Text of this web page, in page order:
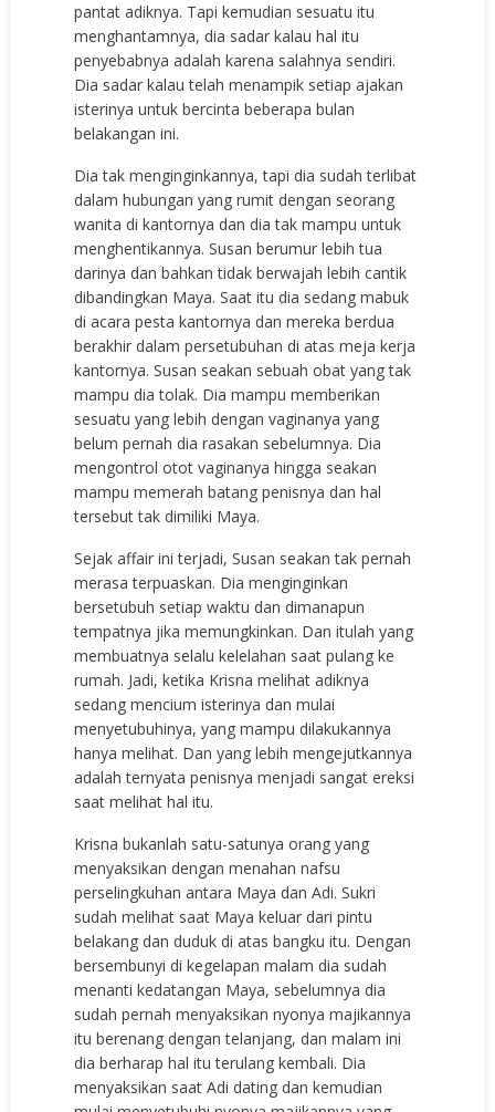
pantat adiknya. Tapi kemudian sesuatu itu
menghantamnya, dia sadar kalau hal itu
penyebabnya adalah karena salahnya sendiri.
Dia sadar kalau telah menampik setiap ajakan
isterinya untuk bercinta beberapa bulan
belakangan ini.
Dia tak menginginkannya, tapi dia sudah terlibat
dalam hubungan yang rumit dengan seorang
wanita di kantornya dan dia tak mampu untuk
menghentikannya. Susan berumur lebih tua
darinya dan bahkan tidak berwajah lebih cantik
dibandingkan Maya. Saat itu dia sedang mabuk
di acara pesta kantornya dan mereka berdua
berakhir dalam persetubuhan di atas meja kerja
kantornya. Susan seakan sebuah obat yang tak
mampu dia tolak. Dia mampu memberikan
sesuatu yang lebih dengan vaginanya yang
belum pernah dia rasakan sebelumnya. Dia
mengontrol otot vaginanya hingga seakan
mampu memerah batang penisnya dan hal
tersebut tak dimiliki Maya.
Sejak affair ini terjadi, Susan seakan tak pernah
merasa terpuaskan. Dia menginginkan
bersetubuh setiap waktu dan dimanapun
tempatnya jika memungkinkan. Dan itulah yang
membuatnya selalu kelelahan saat pulang ke
rumah. Jadi, ketika Krisna melihat adiknya
sedang mencium isterinya dan mulai
menyetubuhinya, yang mampu dilakukannya
hanya melihat. Dan yang lebih mengejutkannya
adalah ternyata penisnya menjadi sangat ereksi
saat melihat hal itu.
Krisna bukanlah satu-satunya orang yang
menyaksikan dengan menahan nafsu
perselingkuhan antara Maya dan Adi. Sukri
sudah melihat saat Maya keluar dari pintu
belakang dan duduk di atas bangku itu. Dengan
bersembunyi di kegelapan malam dia sudah
menanti kedatangan Maya, sebelumnya dia
sudah pernah menyaksikan nyonya majikannya
itu berenang dengan telanjang, dan malam ini
dia berharap hal itu terulang kembali. Dia
menyaksikan saat Adi dating dan kemudian